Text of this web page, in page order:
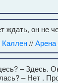
ждать, он не
Каллен//Арена
– Здесь.
– Нет .